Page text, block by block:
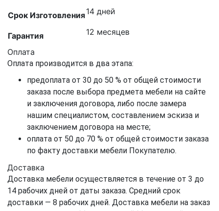
Срок Изготовления14 дней
Гарантия 12 месяцев
Оплата
Оплата производится в два этапа:
предоплата от 30 до 50 % от общей стоимости
заказа после выбора предмета мебели на сайте
и заключения договора, либо после замера
нашим специалистом, составлением эскиза и
заключением договора на месте;
оплата от 50 до 70 % от общей стоимости заказа
по факту доставки мебели Покупателю.
Доставка
Доставка мебели осуществляется в течение от 3 до
14 рабочих дней от даты заказа. Средний срок
доставки — 8 рабочих дней. Доставка мебели на заказ